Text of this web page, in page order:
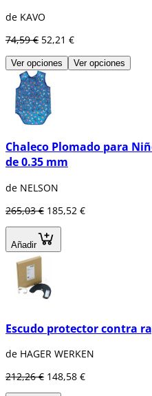
de KAVO
74,59 € 52,21 €
Ver opciones Ver opciones
Chaleco Plomado para
de 0.35 mm
de NELSON
265,03 € 185,52 €
Añadir
Escudo protector contra
de HAGER WERKEN
212,26 € 148,58 €